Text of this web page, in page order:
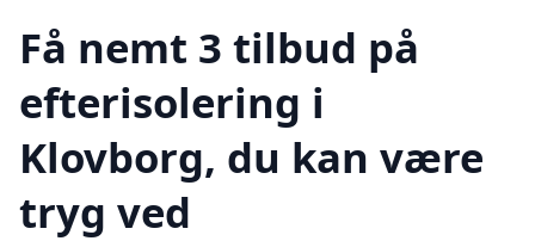
Få nemt 3 tilbud på
efterisolering i
Klovborg, du kan være
tryg ved